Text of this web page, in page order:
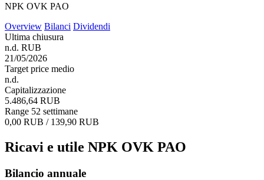
NPK OVK PAO
Overview Bilanci Dividendi
Ultima chiusura
n.d. RUB
21/05/2026
Target price medio
n.d.
Capitalizzazione
5.486,64 RUB
Range 52 settimane
0,00 RUB / 139,90 RUB
Ricavi e utile NPK OVK PAO
Bilancio annuale